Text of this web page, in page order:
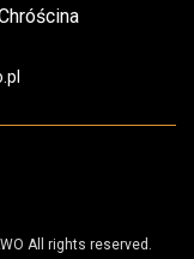
All rights reserved.